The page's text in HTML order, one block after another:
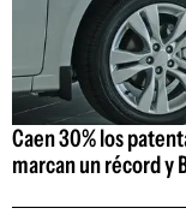
Caen 30% los
marcan un récord y